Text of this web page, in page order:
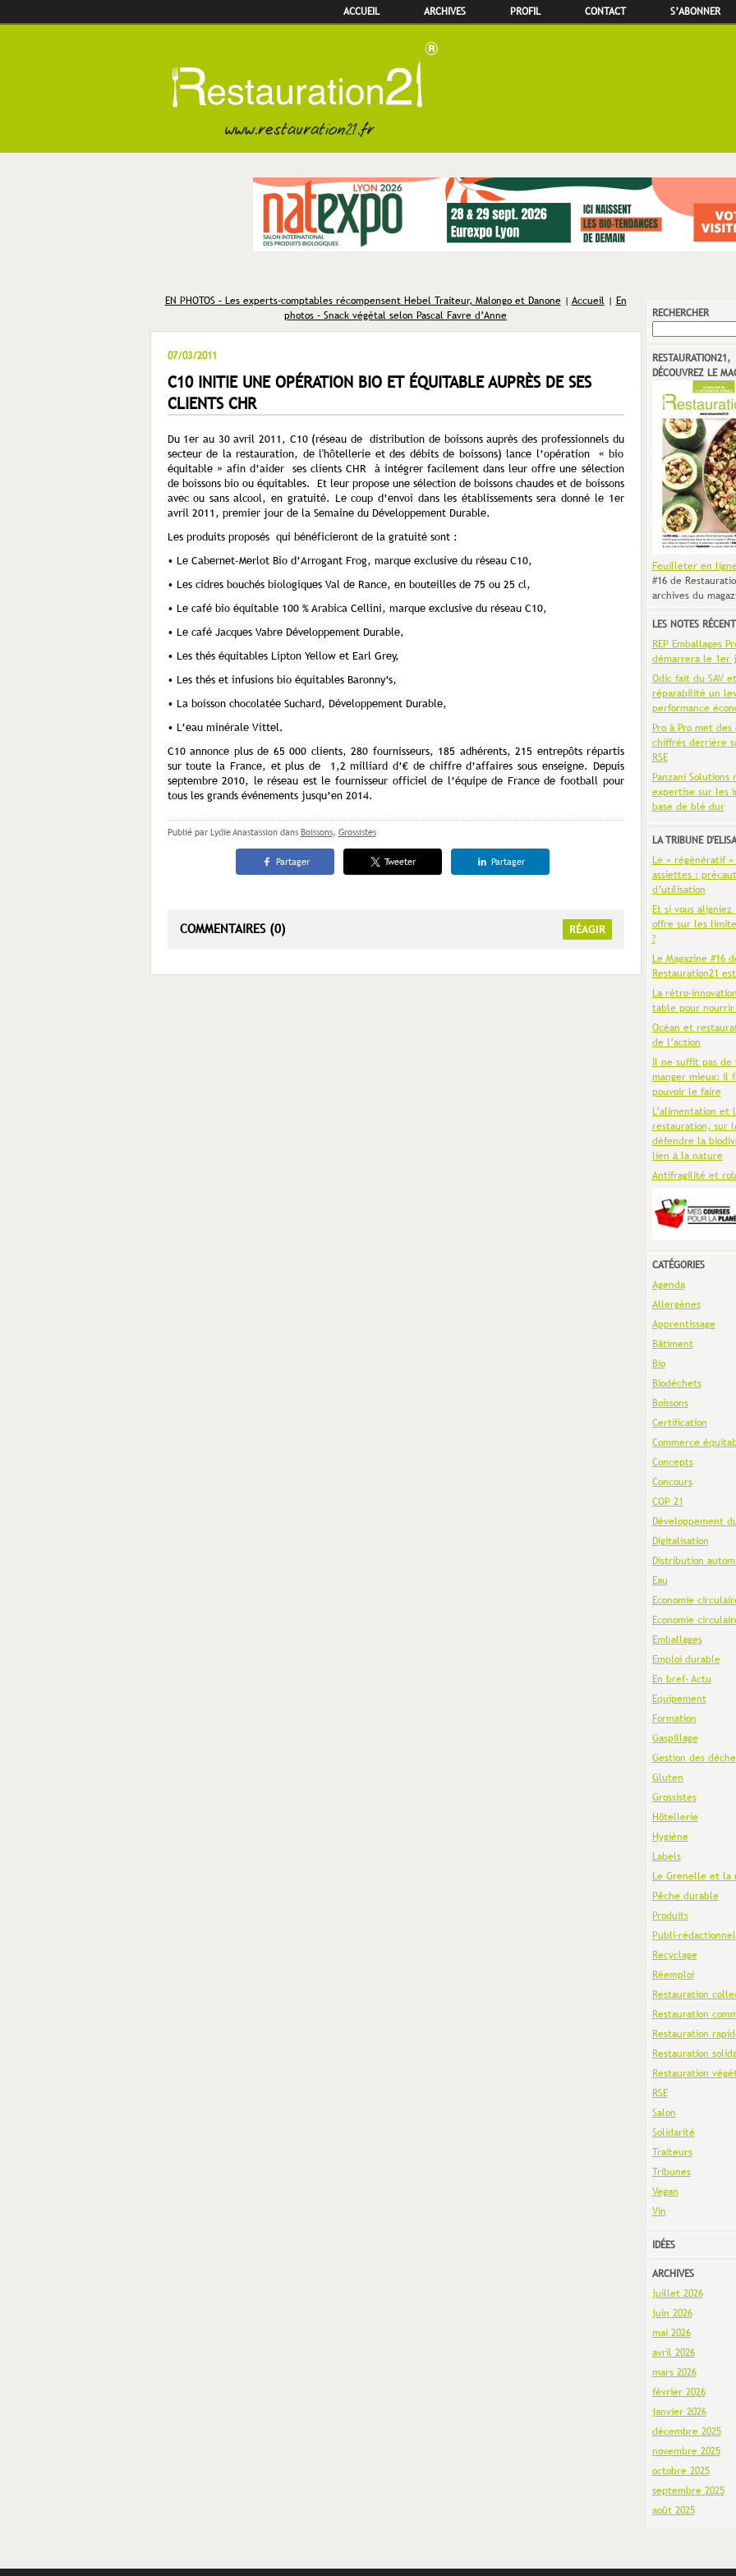
ACCUEIL ARCHIVES PROFIL CONTACT S’ABONNER
EN PHOTOS – Les experts-comptables récompensent Hebel Traiteur, Malongo et Danone| Accueil | En
photos – Snack végétal selon Pascal Favre d’Anne
07/03/2011
C10 INITIE UNE OPÉRATION BIO ET ÉQUITABLE AUPRÈS DE SES
CLIENTS CHR
Du 1er au 30 avril 2011, C10 (réseau de distribution de boissons auprès des professionnels du
secteur de la restauration, de l'hôtellerie et des débits de boissons) lance l’opération « bio
équitable » afin d’aider ses clients CHR à intégrer facilement dans leur offre une sélection
de boissons bio ou équitables. Et leur propose une sélection de boissons chaudes et de boissons
avec ou sans alcool, en gratuité. Le coup d’envoi dans les établissements sera donné le 1er
avril 2011, premier jour de la Semaine du Développement Durable.
Les produits proposés qui bénéficieront de la gratuité sont :
• Le Cabernet-Merlot Bio d’Arrogant Frog, marque exclusive du réseau C10,
• Les cidres bouchés biologiques Val de Rance, en bouteilles de 75 ou 25 cl,
• Le café bio équitable 100 % Arabica Cellini, marque exclusive du réseau C10,
• Le café Jacques Vabre Développement Durable,
• Les thés équitables Lipton Yellow et Earl Grey,
• Les thés et infusions bio équitables Baronny’s,
• La boisson chocolatée Suchard, Développement Durable,
• L’eau minérale Vittel.
C10 annonce plus de 65 000 clients, 280 fournisseurs, 185 adhérents, 215 entrepôts répartis
sur toute la France, et plus de 1,2 milliard d’€ de chiffre d’affaires sous enseigne. Depuis
septembre 2010, le réseau est le fournisseur officiel de l’équipe de France de football pour
tous les grands événements jusqu’en 2014.
Publié par Lydie Anastassion dans Boissons, Grossistes
Partager Tweeter Partager
COMMENTAIRES (0) RÉAGIR
RECHERCHER
RESTAURATION21,
DÉCOUVREZ LE
Feuilleter en
#16 de
archives du
LES NOTES
REP Emballages
démarrera le 1er
Odic fait du SAV
réparabilité un
performance
Pro à Pro met
chiffrés derrière
RSE
Panzani Solutions
expertise sur les
base de blé dur
LA TRIBUNE
Le « régénératif »
assiettes :
d’utilisation
Et si vous aligniez
offre sur les
?
Le Magazine #16
Restauration21
La rétro-
table pour
Océan et
de l’action
Il ne suffit pas de
manger mieux: il
pouvoir le faire
L’alimentation et
restauration, sur
défendre la
lien à la nature
Antifragilité et
CATÉGORIES
Agenda
Allergènes
Apprentissage
Bâtiment
Bio
Biodéchets
Boissons
Certification
Commerce
Concepts
Concours
COP 21
Développement
Digitalisation
Distribution
Eau
Economie
Economie
Emballages
Emploi durable
En bref- Actu
Equipement
Formation
Gaspillage
Gestion des
Gluten
Grossistes
Hôtellerie
Hygiène
Labels
Le Grenelle et la
Pêche durable
Produits
Publi-rédactionnel
Recyclage
Réemploi
Restauration
Restauration
Restauration
Restauration
Restauration
RSE
Salon
Solidarité
Traiteurs
Tribunes
Vegan
Vin
IDÉES
ARCHIVES
juillet 2026
juin 2026
mai 2026
avril 2026
mars 2026
février 2026
janvier 2026
décembre 2025
novembre 2025
octobre 2025
septembre 2025
août 2025